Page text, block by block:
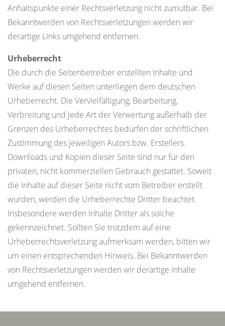
Anhaltspunkte einer Rechtsverletzung nicht zumutbar. Bei
Bekanntwerden von Rechtsverletzungen werden wir
derartige Links umgehend entfernen.
Urheberrecht
Die durch die Seitenbetreiber erstellten Inhalte und
Werke auf diesen Seiten unterliegen dem deutschen
Urheberrecht. Die Vervielfältigung, Bearbeitung,
Verbreitung und jede Art der Verwertung außerhalb der
Grenzen des Urheberrechtes bedürfen der schriftlichen
Zustimmung des jeweiligen Autors bzw. Erstellers.
Downloads und Kopien dieser Seite sind nur für den
privaten, nicht kommerziellen Gebrauch gestattet. Soweit
die Inhalte auf dieser Seite nicht vom Betreiber erstellt
wurden, werden die Urheberrechte Dritter beachtet.
Insbesondere werden Inhalte Dritter als solche
gekennzeichnet. Sollten Sie trotzdem auf eine
Urheberrechtsverletzung aufmerksam werden, bitten wir
um einen entsprechenden Hinweis. Bei Bekanntwerden
von Rechtsverletzungen werden wir derartige Inhalte
umgehend entfernen.